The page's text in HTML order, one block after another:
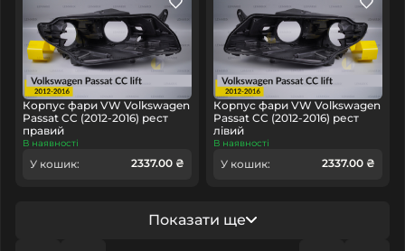
Корпус фари VW Volkswagen
Passat CC (2012-2016) рест
правий
В наявності
У кошик: 2337.00 ₴
Корпус фари VW Volkswagen
Passat CC (2012-2016) рест
лівий
В наявності
У кошик: 2337.00 ₴
Показати ще